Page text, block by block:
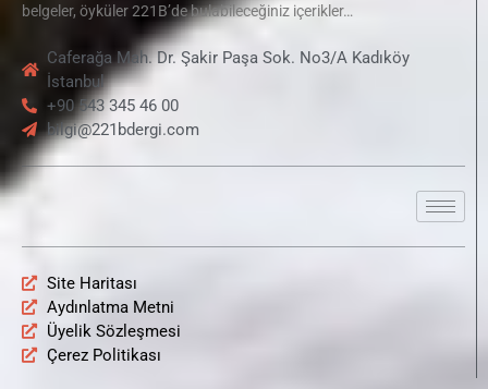
belgeler, öyküler 221B’de bulabileceğiniz içerikler…
Caferağa Mah. Dr. Şakir Paşa Sok. No3/A Kadıköy
İstanbul
+90 543 345 46 00
bilgi@221bdergi.com
Site Haritası
Aydınlatma Metni
Üyelik Sözleşmesi
Çerez Politikası